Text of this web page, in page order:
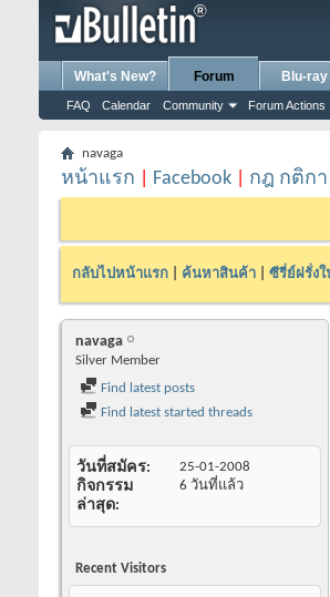
What's New? Forum
FAQ Calendar Community Forum Actions
Blu-ray
navaga
หน้าแรก Facebook กฎ กติก
กลับไปหน้าแรก ค้นหาสินค้า ซีรี่ย์ฝรั่งใ
navaga
Silver Member
Find latest posts
Find latest started threads
วันที่สมัคร 25-01-2008
กิจกรรม
ล่าสุด
6 วันที่แล้ว
Recent Visitors